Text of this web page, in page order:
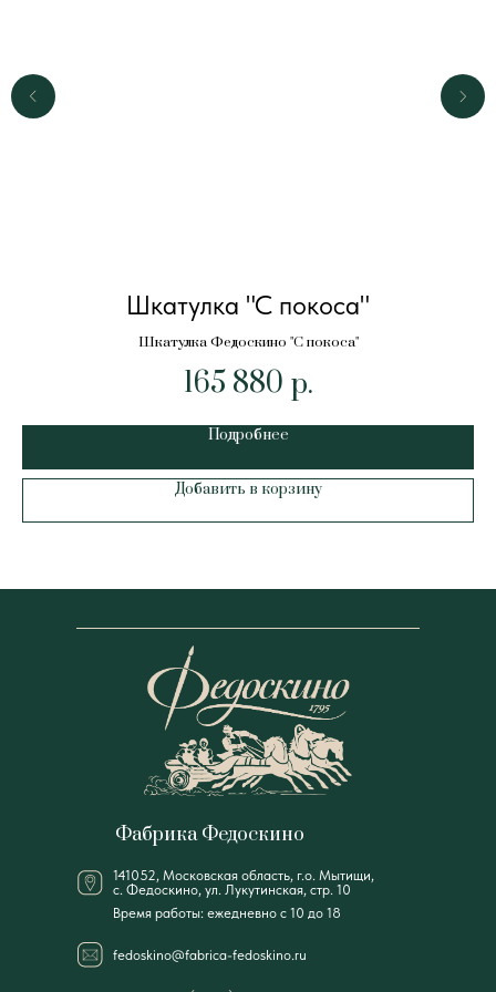
Шкатулка "С покоса"
Шкатулка Федоскино "С покоса"
165 880 р.
Подробнее
Добавить в корзину
141052, Московская область, г.о. Мытищи,
с. Федоскино, ул. Лукутинская, стр. 10
Фабрика Федоскино
Время работы: ежедневно с 10 до 18
fedoskino@fabrica-fedoskino.ru